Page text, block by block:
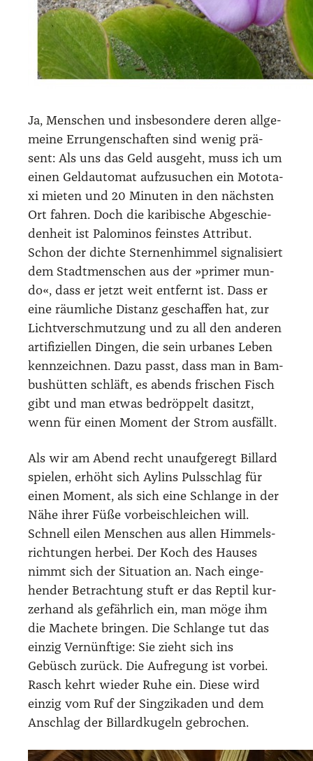
Ja, Men­schen und ins­be­son­de­re deren all­ge­
mei­ne Errun­gen­schaf­ten sind wenig prä­
sent: Als uns das Geld aus­geht, muss ich um
einen Geld­au­to­mat auf­zu­su­chen ein Moto­ta­
xi mie­ten und 20 Minu­ten in den nächs­ten
Ort fah­ren. Doch die kari­bi­sche Abge­schie­
den­heit ist Palo­mi­nos feins­tes Attri­but.
Schon der dich­te Ster­nen­him­mel signa­li­siert
dem Stadt­men­schen aus der »pri­mer mun­
do«, dass er jetzt weit ent­fernt ist. Dass er
eine räum­li­che Distanz geschaf­fen hat, zur
Licht­ver­schmut­zung und zu all den ande­ren
arti­fi­zi­el­len Din­gen, die sein urba­nes Leben
kenn­zeich­nen. Dazu passt, dass man in Bam­
bus­hüt­ten schläft, es abends fri­schen Fisch
gibt und man etwas bedröp­pelt dasitzt,
wenn für einen Moment der Strom aus­fällt.
Als wir am Abend recht unauf­ge­regt Bil­lard
spie­len, erhöht sich Aylins Puls­schlag für
einen Moment, als sich eine Schlan­ge in der
Nähe ihrer Füße vor­bei­schlei­chen will.
Schnell eilen Men­schen aus allen Him­mels­
rich­tun­gen her­bei. Der Koch des Hau­ses
nimmt sich der Situa­ti­on an. Nach ein­ge­
hen­der Betrach­tung stuft er das Rep­til kur­
zer­hand als gefähr­lich ein, man möge ihm
die Mache­te brin­gen. Die Schlan­ge tut das
ein­zig Ver­nünf­ti­ge: Sie zieht sich ins
Gebüsch zurück. Die Auf­re­gung ist vor­bei.
Rasch kehrt wie­der Ruhe ein. Die­se wird
ein­zig vom Ruf der Sing­zi­ka­den und dem
Anschlag der Bil­lard­ku­geln gebro­chen.